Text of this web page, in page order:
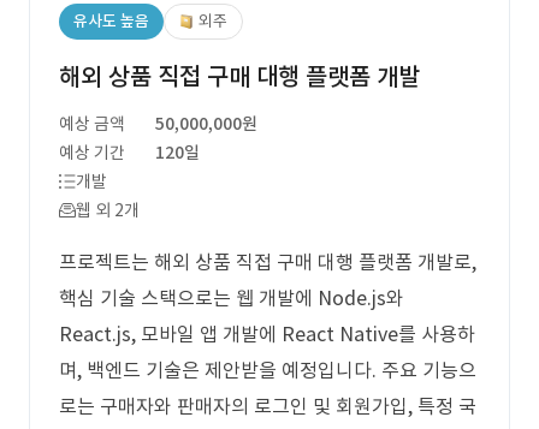
유사도 높음 외주
해외 상품 직접 구매 대행 플랫폼 개발
예상 금액
50,000,000원
예상 기간
120일
개발
웹 외 2개
프로젝트는 해외 상품 직접 구매 대행 플랫폼 개발로,
핵심 기술 스택으로는 웹 개발에 Node.js와
React.js, 모바일 앱 개발에 React Native를 사용하
며, 백엔드 기술은 제안받을 예정입니다. 주요 기능으
로는 구매자와 판매자의 로그인 및 회원가입, 특정 국